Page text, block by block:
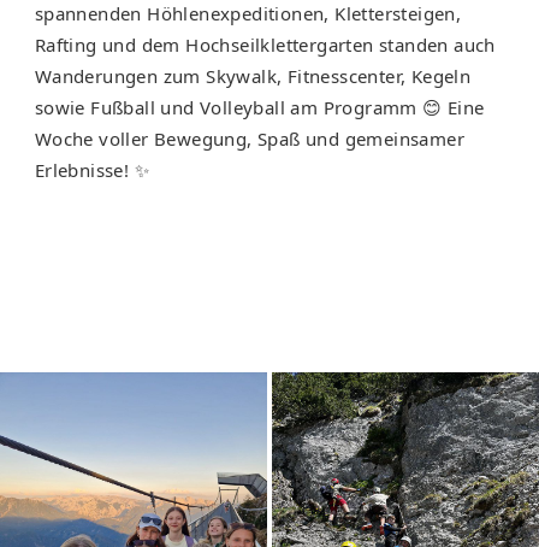
spannenden Höhlenexpeditionen, Klettersteigen,
Rafting und dem Hochseilklettergarten standen auch
Wanderungen zum Skywalk, Fitnesscenter, Kegeln
sowie Fußball und Volleyball am Programm 😊 Eine
Woche voller Bewegung, Spaß und gemeinsamer
Erlebnisse! ✨